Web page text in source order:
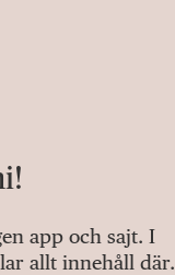
app och sajt. I
allt innehåll där.